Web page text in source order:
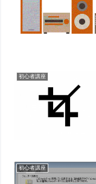
初心者講座
初心者講座